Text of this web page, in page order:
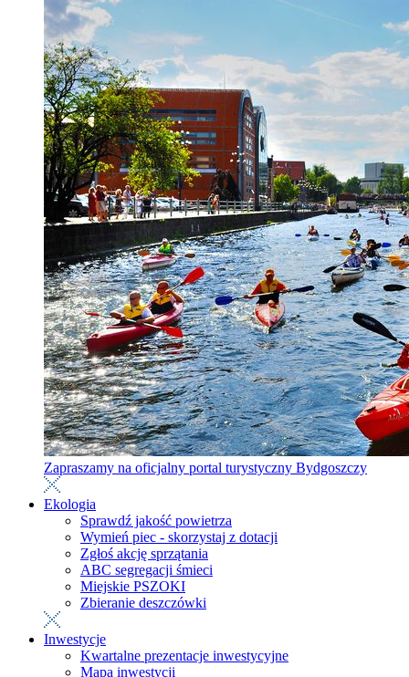
Zapraszamy na oficjalny portal turystyczny Bydgoszczy
Ekologia
Sprawdź jakość powietrza
Wymień piec - skorzystaj z dotacji
Zgłoś akcję sprzątania
ABC segregacji śmieci
Miejskie PSZOKI
Zbieranie deszczówki
Inwestycje
Kwartalne prezentacje inwestycyjne
Mapa inwestycji